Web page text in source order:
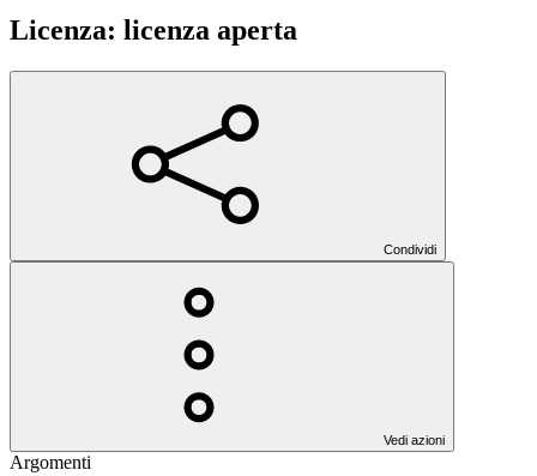
Licenza: licenza aperta
Condividi
Vedi azioni
Argomenti